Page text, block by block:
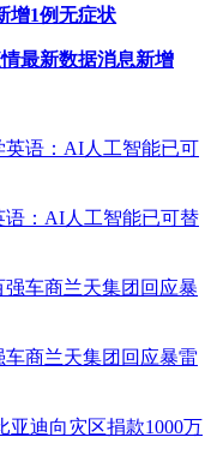
增1例无症状
最新数据消息新增
：AI人工智能已可替
商兰天集团回应暴雷